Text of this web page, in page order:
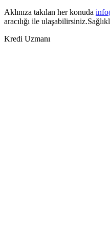
Aklınıza takılan her konuda
aracılığı ile
Kredi Uzmanı